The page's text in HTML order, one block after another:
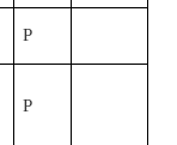
P
P